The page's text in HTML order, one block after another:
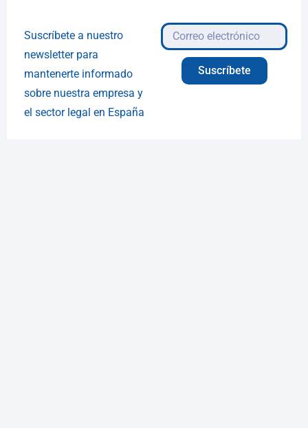
Suscríbete a nuestro
newsletter para
mantenerte informado
sobre nuestra empresa y
el sector legal en España
Suscríbete